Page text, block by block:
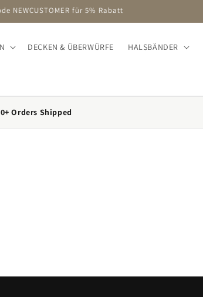
DECKEN & ÜBERWÜRFE HALSBÄNDER
Orders Shipped